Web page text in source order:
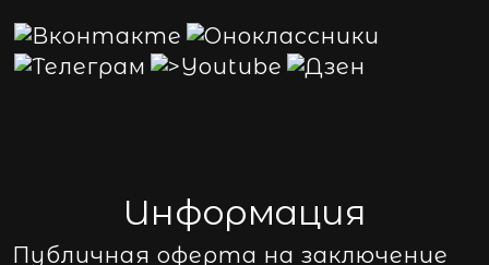
Информация
Публичная оферта на заключение